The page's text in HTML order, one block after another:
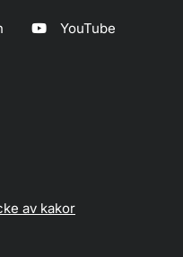
YouTube
av kakor